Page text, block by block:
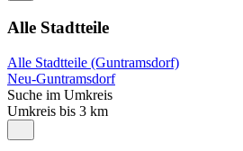
Alle Stadtteile
Alle Stadtteile (Guntramsdorf)
Neu-Guntramsdorf
Suche im Umkreis
Umkreis bis 3 km